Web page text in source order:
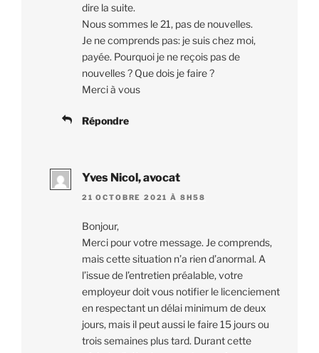
dire la suite.
Nous sommes le 21, pas de nouvelles.
Je ne comprends pas: je suis chez moi,
payée. Pourquoi je ne reçois pas de
nouvelles ? Que dois je faire ?
Merci à vous
Répondre
Yves Nicol, avocat
21 OCTOBRE 2021 À 8H58
Bonjour,
Merci pour votre message. Je comprends,
mais cette situation n’a rien d’anormal. A
l’issue de l’entretien préalable, votre
employeur doit vous notifier le licenciement
en respectant un délai minimum de deux
jours, mais il peut aussi le faire 15 jours ou
trois semaines plus tard. Durant cette